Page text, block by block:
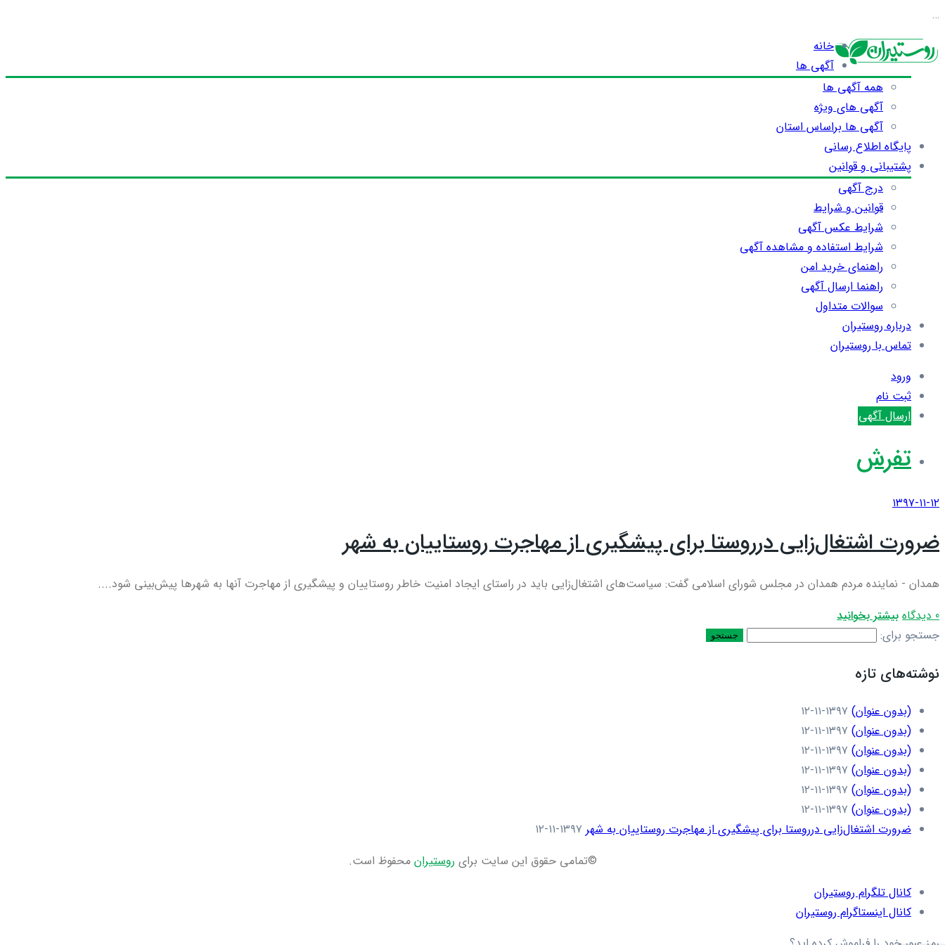
…
خانه
آگهی ها
همه آگهی ها
آگهی های ویژه
آگهی ها براساس استان
پایگاه اطلاع رسانی
پشتیبانی و قوانین
درج آگهی
قوانین و شرایط
شرایط عکس آگهی
شرایط استفاده و مشاهده آگهی
راهنمای خرید امن
راهنما ارسال آگهی
سوالات متداول
درباره روستیران
تماس با روستیران
ورود
ثبت نام
ارسال آگهی
تفرش
۱۳۹۷-۱۱-۱۲
ضرورت اشتغال‌زایی درروستا برای پیشگیری از مهاجرت روستاییان به شهر
همدان - نماینده مردم همدان در مجلس شورای اسلامی گفت: سیاست‌های اشتغال‌زایی باید در راستای ایجاد امنیت خاطر روستاییان و پیشگیری از مهاجرت آنها به شهرها پیش‌بینی شود....
0 دیدگاه
بیشتر بخوانید
جستجو برای:
نوشته‌های تازه
(بدون عنوان) ۱۳۹۷-۱۱-۱۲
(بدون عنوان) ۱۳۹۷-۱۱-۱۲
(بدون عنوان) ۱۳۹۷-۱۱-۱۲
(بدون عنوان) ۱۳۹۷-۱۱-۱۲
(بدون عنوان) ۱۳۹۷-۱۱-۱۲
(بدون عنوان) ۱۳۹۷-۱۱-۱۲
ضرورت اشتغال‌زایی درروستا برای پیشگیری از مهاجرت روستاییان به شهر ۱۳۹۷-۱۱-۱۲
©تمامی حقوق این سایت برای روستیران محفوظ است.
کانال تلگرام روستیران
کانال اینستاگرام روستیران